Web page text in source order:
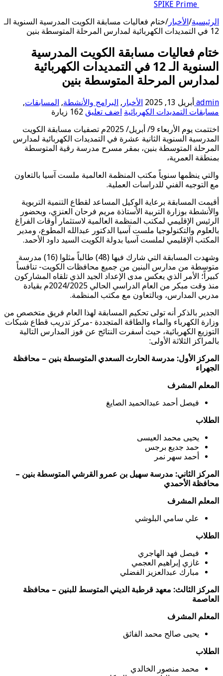
الرئيسية/الأخبار /ختام فعاليات مسابقة الكويت المدرسية السنوية الـ
12 في التمديدات الكهربائية لمدارس المرحلة المتوسطة بنين
ختام فعاليات مسابقة الكويت المدرسية
السنوية الـ 12 في التمديدات الكهربائية
لمدارس المرحلة المتوسطة بنين
admin أبريل 13, 2025 الأخبار , البرامج والأنشطة, المسابقات,
مسابقات التمديدات الكهربائية اضف تعليق 162 زيارة
اختتمت يوم الأربعاء 9/ أبريل/ 2025م تصفيات مسابقة الكويت
المدرسية السنوية الثانية عشرة في التمديدات الكهربائية لمدارس
المرحلة المتوسطة بنين، بمقر مسرح مدرسة رقية المتوسطة
بمنطقة العمرية،
والتي ينظمها سنوياً مكتب المنظمة العالمية ملست آسيا بالتعاون
مع التوجيه الفني للدراسات العملية.
أقيمت المسابقة برعاية الوكيل المساعد لقطاع التنمية التربوية
والأنشطة بوزارة التربية الأستاذة مريم فرحان العنزي، وبحضور
الرئيس الإقليمي لمكتب المنظمة العالمية لاستثمار أوقات الفراغ
بالعلوم والتكنولوجيا ملست آسيا الدكتور عبدالله المطوع، ومدير
المكتب الإقليمي لملست آسيا بدولة الكويت السيد داود الأحمد.
وشهدت المسابقة التي شارك فيها (48) طالباً مثلوا (16) مدرسة
متوسطة من مدارس البنين من جميع محافظات الكويت- تنافساً
كبيراً؛ الأمر الذي يعكس مدى الإعداد الجيد الذي تلقاه المشاركون
منذ وقت مبكر من العام الدراسي الحالي 2024/2025م بقيادة
مدربي المدارس، وبالتعاون مع مكتب المنظمة.
الجدير بالذكر أنه تولى تحكيم المسابقة لهذا العام فريق متخصص من
وزارة الكهرباء والماء والطاقة المتجددة -مركز تدريب قطاع شبكات
التوزيع الكهربائية، حيث أسفرت النتائج عن فوز المدارس التالية
بالمراكز الثلاثة الأولى:
المركز الأول: مدرسة الحارث السعدي المتوسطة بنين – محافظة
الجهراء
المعلم المشرف
فيصل أحمد عبدالحميد الصايغ
الطلاب
يحيى محمد العيسى
حمد جديع برجس
أحمد سهر نمر
المركز الثاني: مدرسة سهيل بن عمرو القرشي المتوسطة بنين –
محافظة الأحمدي
المعلم المشرف
علي سامي البلوشي
الطلاب
فيصل فهد الهاجري
غازي إبراهيم العجمي
مبارك عبدالعزيز الفضلي
المركز الثالث: معهد قرطبة الديني المتوسط للبنين – محافظة
العاصمة
المعلم المشرف
يحيى صالح محمد الفائق
الطلاب
محمد منصور الخالدي